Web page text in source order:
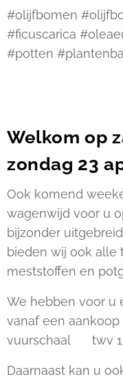
#olijfbomen
#ficuscarica
#potten
Welkom op
zondag 23
Ook komend
wagenwijd voor u
bijzonder
bieden wij ook alle
meststoffen en
We hebben voor u
vanaf een
vuurschaal 🔥 twv
Daarnaast kan u